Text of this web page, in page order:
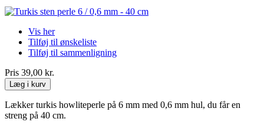
Vis her
Tilføj til ønskeliste
Tilføj til sammenligning
Pris 39,00 kr.
Læg i kurv
Lækker turkis howliteperle på 6 mm med 0,6 mm hul, du får en
streng på 40 cm.